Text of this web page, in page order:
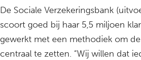
De Sociale Verzekeringsbank
scoort goed bij haar 5,5 miljoen
gewerkt met een methodiek om de
centraal te zetten. “Wij willen dat